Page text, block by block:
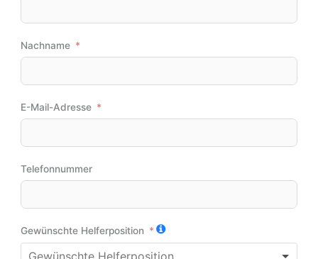
Nachname
E-Mail-Adresse
Telefonnummer
Gewünschte Helferposition